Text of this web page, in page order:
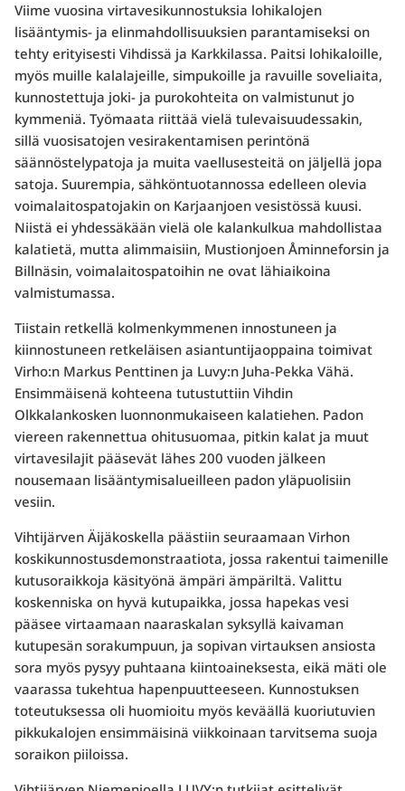
Viime vuosina virtavesikunnostuksia lohikalojen
lisääntymis- ja elinmahdollisuuksien parantamiseksi on
tehty erityisesti Vihdissä ja Karkkilassa. Paitsi lohikaloille,
myös muille kalalajeille, simpukoille ja ravuille soveliaita,
kunnostettuja joki- ja purokohteita on valmistunut jo
kymmeniä. Työmaata riittää vielä tulevaisuudessakin,
sillä vuosisatojen vesirakentamisen perintönä
säännöstelypatoja ja muita vaellusesteitä on jäljellä jopa
satoja. Suurempia, sähköntuotannossa edelleen olevia
voimalaitospatojakin on Karjaanjoen vesistössä kuusi.
Niistä ei yhdessäkään vielä ole kalankulkua mahdollistaa
kalatietä, mutta alimmaisiin, Mustionjoen Åminneforsin ja
Billnäsin, voimalaitospatoihin ne ovat lähiaikoina
valmistumassa.
Tiistain retkellä kolmenkymmenen innostuneen ja
kiinnostuneen retkeläisen asiantuntijaoppaina toimivat
Virho:n Markus Penttinen ja Luvy:n Juha-Pekka Vähä.
Ensimmäisenä kohteena tutustuttiin Vihdin
Olkkalankosken luonnonmukaiseen kalatiehen. Padon
viereen rakennettua ohitusuomaa, pitkin kalat ja muut
virtavesilajit pääsevät lähes 200 vuoden jälkeen
nousemaan lisääntymisalueilleen padon yläpuolisiin
vesiin.
Vihtijärven Äijäkoskella päästiin seuraamaan Virhon
koskikunnostusdemonstraatiota, jossa rakentui taimenille
kutusoraikkoja käsityönä ämpäri ämpäriltä. Valittu
koskenniska on hyvä kutupaikka, jossa hapekas vesi
pääsee virtaamaan naaraskalan syksyllä kaivaman
kutupesän sorakumpuun, ja sopivan virtauksen ansiosta
sora myös pysyy puhtaana kiintoaineksesta, eikä mäti ole
vaarassa tukehtua hapenpuutteeseen. Kunnostuksen
toteutuksessa oli huomioitu myös keväällä kuoriutuvien
pikkukalojen ensimmäisinä viikkoinaan tarvitsema suoja
soraikon piiloissa.